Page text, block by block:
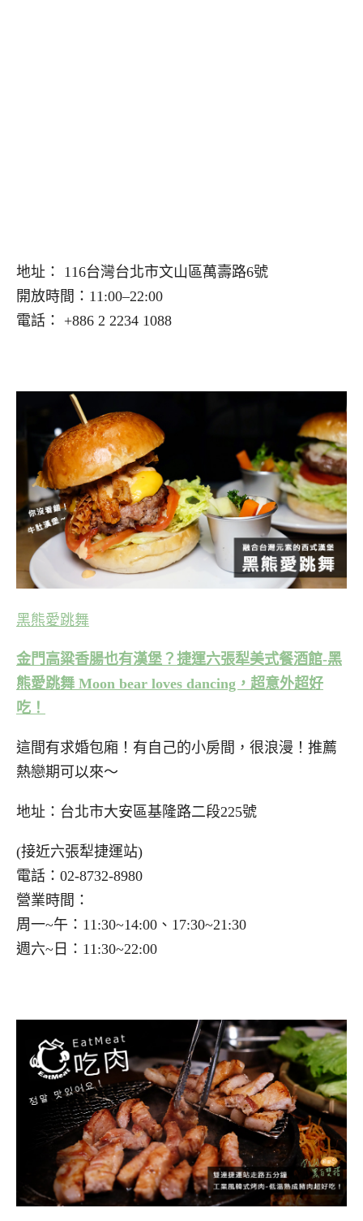
地址： 116台灣台北市文山區萬壽路6號
開放時間：11:00–22:00
電話： +886 2 2234 1088
黑熊愛跳舞
金門高粱香腸也有漢堡？捷運六張犁美式餐酒館-黑
熊愛跳舞 Moon bear loves dancing，超意外超好
吃！
這間有求婚包廂！有自己的小房間，很浪漫！推薦
熱戀期可以來～
地址：台北市大安區基隆路二段225號
(接近六張犁捷運站)
電話：02-8732-8980
營業時間：
周一~午：11:30~14:00、17:30~21:30
週六~日：11:30~22:00